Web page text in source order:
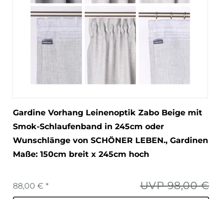
Gardine Vorhang Leinenoptik Zabo Beige mit
Smok-Schlaufenband in 245cm oder
Wunschlänge von SCHÖNER LEBEN., Gardinen
Maße: 150cm breit x 245cm hoch
UVP 98,00 €
88,00 € *